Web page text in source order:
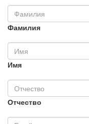
Фамилия
Имя
Отчество